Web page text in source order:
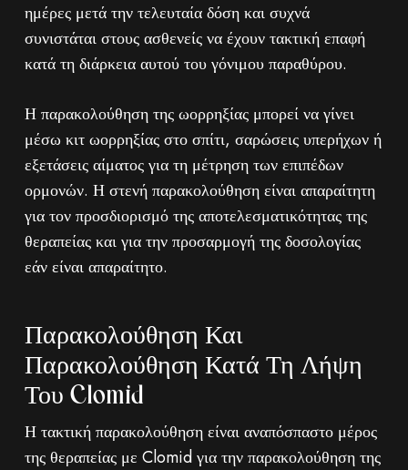
ημέρες μετά την τελευταία δόση και συχνά
συνιστάται στους ασθενείς να έχουν τακτική επαφή
κατά τη διάρκεια αυτού του γόνιμου παραθύρου.
Η παρακολούθηση της ωορρηξίας μπορεί να γίνει
μέσω κιτ ωορρηξίας στο σπίτι, σαρώσεις υπερήχων ή
εξετάσεις αίματος για τη μέτρηση των επιπέδων
ορμονών. Η στενή παρακολούθηση είναι απαραίτητη
για τον προσδιορισμό της αποτελεσματικότητας της
θεραπείας και για την προσαρμογή της δοσολογίας
εάν είναι απαραίτητο.
Παρακολούθηση Και
Παρακολούθηση Κατά Τη Λήψη
Του Clomid
Η τακτική παρακολούθηση είναι αναπόσπαστο μέρος
της θεραπείας με Clomid για την παρακολούθηση της